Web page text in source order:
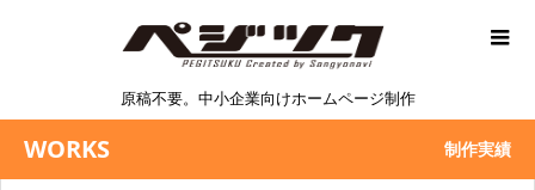
原稿不要。中小企業向けホームページ制作
WORKS 制作実績